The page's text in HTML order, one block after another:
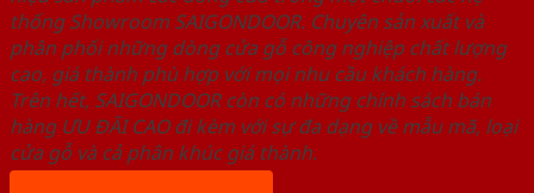
thống Showroom SAIGONDOOR. Chuyên sản xuất và
phân phối những dòng cửa gỗ công nghiệp chất lượng
cao, giá thành phù hợp với mọi nhu cầu khách hàng.
Trên hết, SAIGONDOOR còn có những chính sách bán
hàng ƯU ĐÃI CAO đi kèm với sự đa dạng về mẫu mã, loại
cửa gỗ và cả phân khúc giá thành.